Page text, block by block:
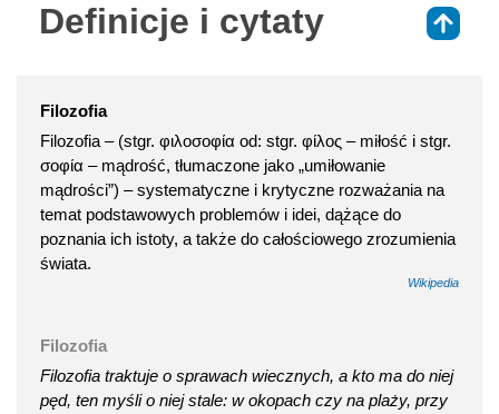
Definicje i cytaty
Filozofia
Filozofia – (stgr. φιλοσοφία od: stgr. φίλος – miłość i stgr.
σοφία – mądrość, tłumaczone jako „umiłowanie
mądrości”) – systematyczne i krytyczne rozważania na
temat podstawowych problemów i idei, dążące do
poznania ich istoty, a także do całościowego zrozumienia
świata.
Wikipedia
Filozofia
Filozofia traktuje o sprawach wiecznych, a kto ma do niej
pęd, ten myśli o niej stale: w okopach czy na plaży, przy